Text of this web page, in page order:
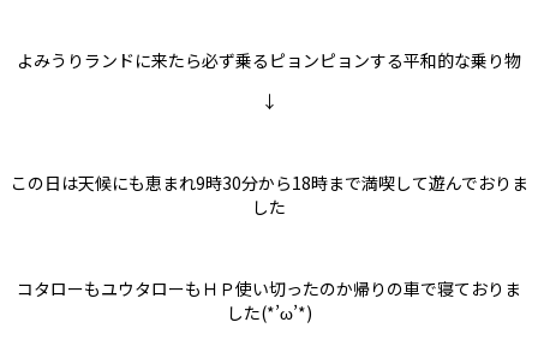
よみうりランドに来たら必ず乗るピョンピョンする平和的な乗り物
↓
この日は天候にも恵まれ9時30分から18時まで満喫して遊んでおりま
した
コタローもユウタローもＨＰ使い切ったのか帰りの車で寝ておりま
した(*’ω’*)